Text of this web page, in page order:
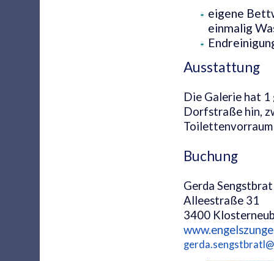
eigene
einmalig
Ausstattung
Die Galerie hat 1
Dorfstraße hin,
Buchung
Gerda
Alleestraße 31
3400